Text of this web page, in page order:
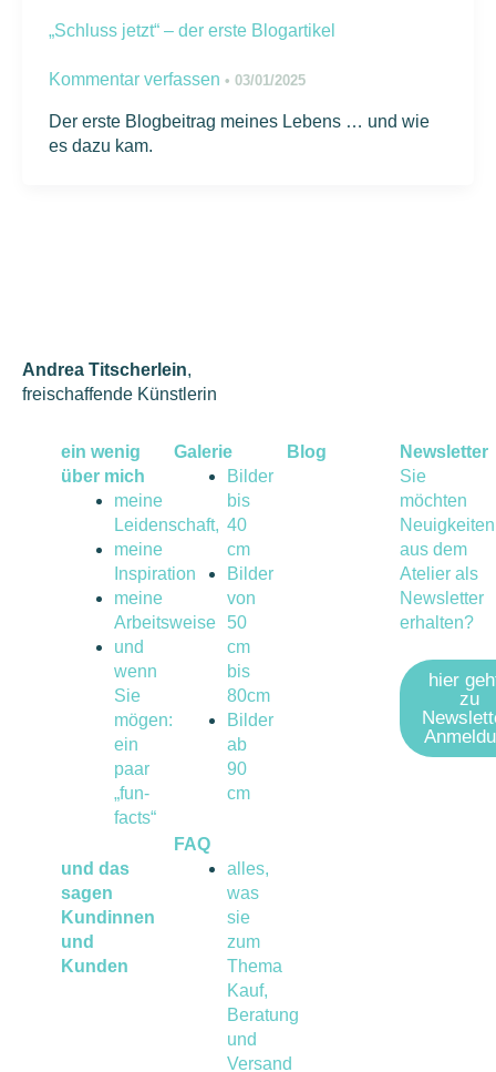
„Schluss jetzt“ – der erste Blogartikel
Kommentar verfassen • 03/01/2025
Der erste Blogbeitrag meines Lebens … und wie
es dazu kam.
Andrea Titscherlein,
freischaffende Künstlerin
ein wenig
über mich
meine
Leidenschaft,
meine
Inspiration
meine
Arbeitsweise
und
wenn
Sie
mögen:
ein
paar
„fun-
facts“
und das
sagen
Kundinnen
und
Kunden
Galerie
Bilder
bis
40
cm
Bilder
von
50
cm
bis
80cm
Bilder
ab
90
cm
FAQ
alles,
was
sie
zum
Thema
Kauf,
Beratung
und
Versand
Blog
Newsletter
Sie
möchten
Neuigkeiten
aus dem
Atelier als
Newsletter
erhalten?
hier
zu